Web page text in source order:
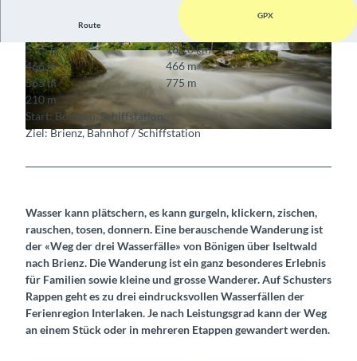
© Mike Kaufmann, Interlaken Tourismus, Interlaken Tourismus
© Mike Kaufmann, Interlaken Tourismus, Interla
ken Tourismus
© Mike Kaufmann, Interlaken Tourismus, Interla
ken Tourismus
Route
GPX
5:15 h
18,20 km
466 m
466 m
565 m
775 m
210 m
Start: Bönigen, Schiffstation
Ziel: Brienz, Bahnhof / Schiffstation
Wasser kann plätschern, es kann gurgeln, klickern, zischen,
rauschen, tosen, donnern. Eine berauschende Wanderung ist
der «Weg der drei Wasserfälle» von Bönigen über Iseltwald
nach Brienz. Die Wanderung ist ein ganz besonderes Erlebnis
für Familien sowie kleine und grosse Wanderer. Auf Schusters
Rappen geht es zu drei eindrucksvollen Wasserfällen der
Ferienregion Interlaken. Je nach Leistungsgrad kann der Weg
an einem Stück oder in mehreren Etappen gewandert werden.